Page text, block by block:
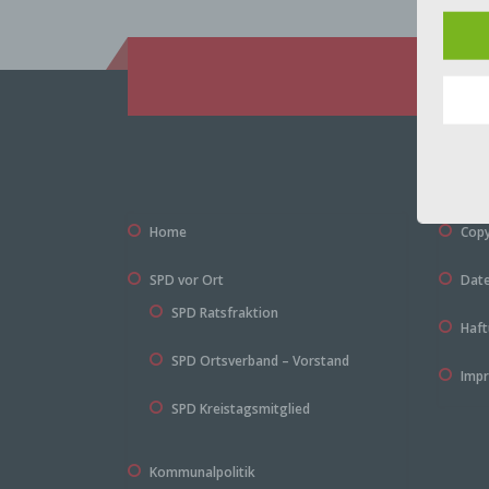
Home
SPD vor Ort
SPD Ratsfraktion
SPD Ortsverband – Vorstand
SPD Kreistagsmitglied
Kommunalpolitik
Ein
der
Sie